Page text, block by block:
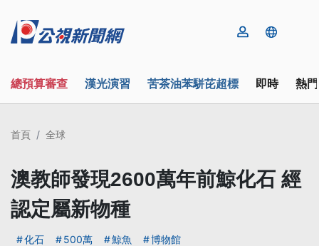
總預算審查 漢光演習 苦茶油苯駢芘超標 即時 熱
首頁 全球
澳教師發現2600萬年前鯨化石 經
認定屬新物種
化石 500萬 鯨魚 博物館